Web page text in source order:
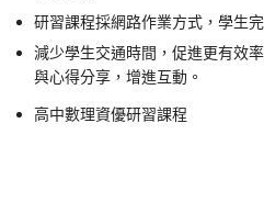
研習課程採網路作業方式，學生
減少學生交通時間，促進更有效
與心得分享，增進互動。
高中數理資優研習課程